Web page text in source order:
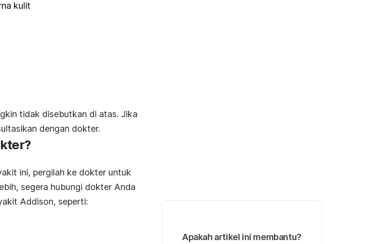
kulit
tidak disebutkan di atas. Jika
dengan dokter.
ini, pergilah ke dokter untuk
segera hubungi dokter Anda
Addison, seperti:
Apakah artikel ini membantu?